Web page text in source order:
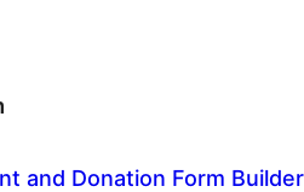
and Donation Form